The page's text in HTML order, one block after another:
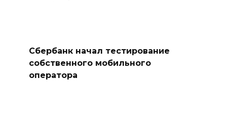
Сбербанк начал тестирование
собственного мобильного
оператора